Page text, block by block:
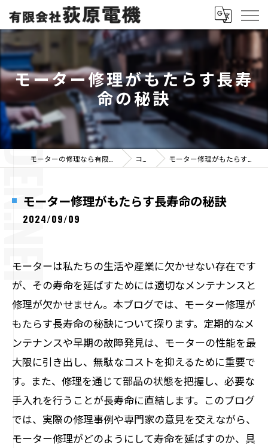
モーター修理がもたらす長寿
命の秘訣
コラム モーター修理がもたらす長寿命の秘訣
モーター修理がもたらす長寿命の秘訣
2024/09/09
モーターは私たちの生活や産業に欠かせない存在です
が、その寿命を延ばすためには適切なメンテナンスと
修理が欠かせません。本ブログでは、モーター修理が
もたらす長寿命の秘訣について探ります。定期的なメ
ンテナンスや早期の故障発見は、モーターの性能を最
大限に引き出し、無駄なコストを抑えるために重要で
す。また、修理を通じて部品の状態を把握し、必要な
手入れを行うことが長寿命に直結します。このブログ
では、実際の修理事例や専門家の意見を交えながら、
モーター修理がどのようにして寿命を延ばすのか、具